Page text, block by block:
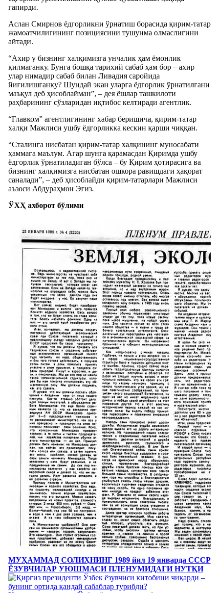
гапирди.
Аслан Смирнов ёдгорликни ўрнатиш борасида қирим-татар
жамоатчилигининг позициясини тушунма олмаслигини
айтади.
“Ахир у бизнинг халқимизга унчалик ҳам ёмонлик
қилмаганку. Бунга бошқа тарихий сабаб ҳам бор – ахир
улар нимадир сабаб билан Ливадия саройида
йиғилишганку? Шундай экан уларга ёдгорлик ўрнатилгани
маъқул деб ҳисоблайман”, – дея ёшлар ташкилоти
раҳбарининг сўзларидан иқтибос келтиради агентлик.
“Главком” агентлигининг хабар беришича, қирим-татар
халқи Мажлиси ушбу ёдгорликка кескин қарши чиққан.
“Сталинга нисбатан қирим-татар халқининг муносабати
ҳаммага маълум. Агар шунга қарамасдан Қиримда ушбу
ёдгорлик ўрнатиладиган бўлса – бу Қирим ҳотирасига ва
бизнинг халқимизга нисбатан ошкора равишдаги ҳақорат
саналади”, – деб ҳисоблайди қирим-татарлари Мажлиси
аъзоси Абдураҳмон Эгиз.
ЎХҲ ахборот бўлими
МУҲАММАД СОЛИҲНИНГ 1989 йил 19 январда СССР
ЁЗУВЧИЛАР УЮШМАСИ ПЛЕНУМИДАГИ НУТҚИ